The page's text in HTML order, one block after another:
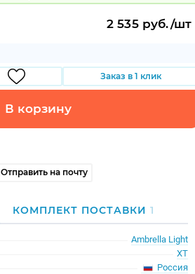
2 535 руб./шт
Заказ в 1 клик
В корзину
Отправить на почту
КОМПЛЕКТ ПОСТАВКИ 1
Ambrella Light
XT
Россия